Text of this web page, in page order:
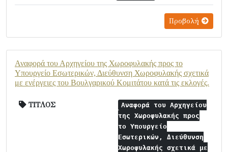
Προβολή
Αναφορά του Αρχηγείου της Χωροφυλακής προς το
Υπουργείο Εσωτερικών, Διεύθυνση Χωροφυλακής σχετικά
με ενέργειες του Βουλγαρικού Κομιτάτου κατά τις εκλογές.
ΤΙΤΛΟΣ
Αναφορά του Αρχηγείου
της Χωροφυλακής προς
το Υπουργείο
Εσωτερικών, Διεύθυνση
Χωροφυλακής σχετικά με